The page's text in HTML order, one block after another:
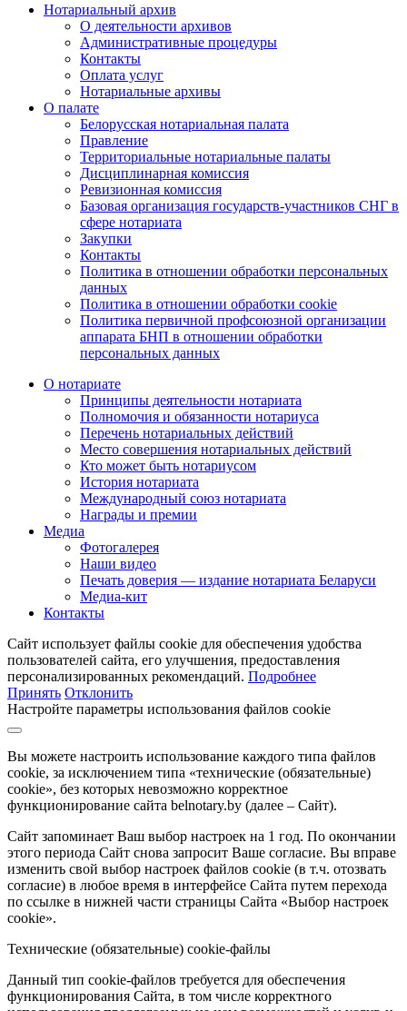
Нотариальный архив
О деятельности архивов
Административные процедуры
Контакты
Оплата услуг
Нотариальные архивы
О палате
Белорусская нотариальная палата
Правление
Территориальные нотариальные палаты
Дисциплинарная комиссия
Ревизионная комиссия
Базовая организация государств-участников СНГ в
сфере нотариата
Закупки
Контакты
Политика в отношении обработки персональных
данных
Политика в отношении обработки cookie
Политика первичной профсоюзной организации
аппарата БНП в отношении обработки
персональных данных
О нотариате
Принципы деятельности нотариата
Полномочия и обязанности нотариуса
Перечень нотариальных действий
Место совершения нотариальных действий
Кто может быть нотариусом
История нотариата
Международный союз нотариата
Награды и премии
Медиа
Фотогалерея
Наши видео
Печать доверия — издание нотариата Беларуси
Медиа-кит
Контакты
Сайт использует файлы cookie для обеспечения удобства
пользователей сайта, его улучшения, предоставления
персонализированных рекомендаций. Подробнее
Принять Отклонить
Настройте параметры использования файлов cookie
Вы можете настроить использование каждого типа файлов
cookie, за исключением типа «технические (обязательные)
cookie», без которых невозможно корректное
функционирование сайта belnotary.by (далее – Сайт).
Сайт запоминает Ваш выбор настроек на 1 год. По окончании
этого периода Сайт снова запросит Ваше согласие. Вы вправе
изменить свой выбор настроек файлов cookie (в т.ч. отозвать
согласие) в любое время в интерфейсе Сайта путем перехода
по ссылке в нижней части страницы Сайта «Выбор настроек
cookie».
Технические (обязательные) cookie-файлы
Данный тип cookie-файлов требуется для обеспечения
функционирования Сайта, в том числе корректного